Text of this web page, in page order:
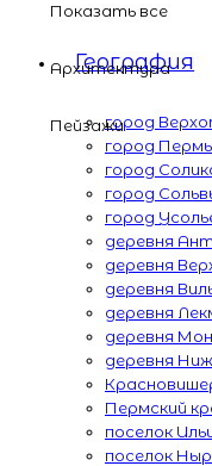
География
город
город Пермь
город
город
город
деревня
деревня
деревня
деревня
деревня
деревня
Пермский
поселок
поселок
Показать все
Архитектура
Пейзажи